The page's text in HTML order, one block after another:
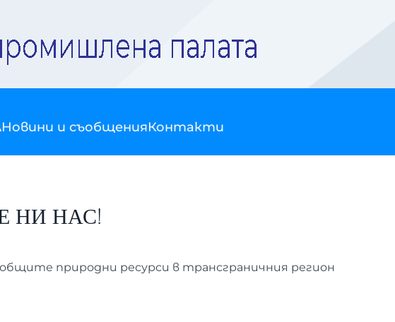
Новини и съобщенияКонтакти
НИ НАС!
природни ресурси в трансграничния регион